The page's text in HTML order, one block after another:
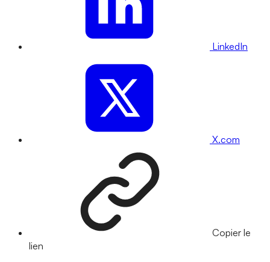
LinkedIn
X.com
Copier le
lien